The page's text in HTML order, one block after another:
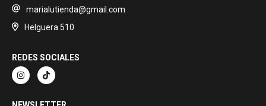
marialutienda@gmail.com
Helguera 510
REDES SOCIALES